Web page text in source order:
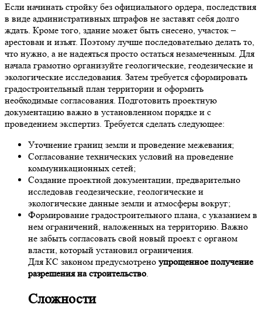
Если начинать стройку без официального ордера, последствия
в виде административных штрафов не заставят себя долго
ждать. Кроме того, здание может быть снесено, участок –
арестован и изъят. Поэтому лучше последовательно делать то,
что нужно, а не надеяться просто остаться незамеченным. Для
начала грамотно организуйте геологические, геодезические и
экологические исследования. Затем требуется сформировать
градостроительный план территории и оформить
необходимые согласования. Подготовить проектную
документацию важно в установленном порядке и с
проведением экспертиз. Требуется сделать следующее:
Уточнение границ земли и проведение межевания;
Согласование технических условий на проведение
коммуникационных сетей;
Создание проектной документации, предварительно
исследовав геодезические, геологические и
экологические данные земли и атмосферы вокруг;
Формирование градостроительного плана, с указанием в
нем ограничений, наложенных на территорию. Важно
не забыть согласовать свой новый проект с органом
власти, который установил ограничения.
Для КС законом предусмотрено упрощенное получение
разрешения на строительство
Сложности